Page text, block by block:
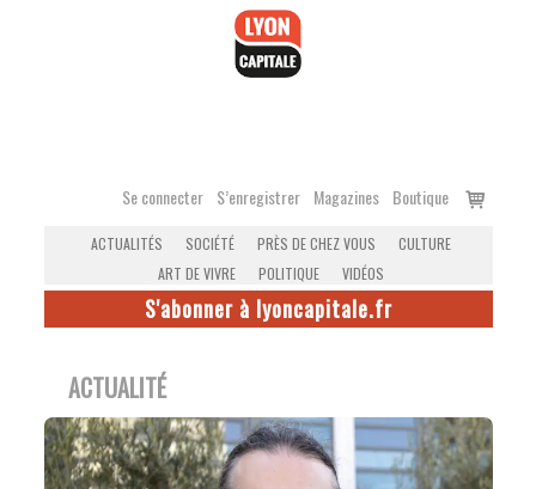
Se connecter S’enregistrer Magazines Boutique
Voir
ACTUALITÉS SOCIÉTÉ PRÈS DE CHEZ VOUS
CULTURE
ART DE VIVRE
POLITIQUE VIDÉOS
S'abonner à lyoncapitale.fr
ACTUALITÉ